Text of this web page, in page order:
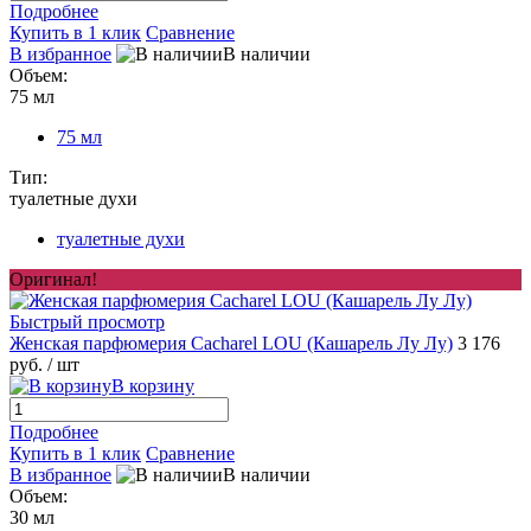
Подробнее
Купить в 1 клик Сравнение
В избранное
В наличии
Объем:
75 мл
75 мл
Тип:
туалетные духи
туалетные духи
Оригинал!
Быстрый просмотр
Женская парфюмерия Cacharel LOU (Кашарель Лу Лу) 3 176
руб. / шт
В корзину
Подробнее
Купить в 1 клик Сравнение
В избранное
В наличии
Объем:
30 мл